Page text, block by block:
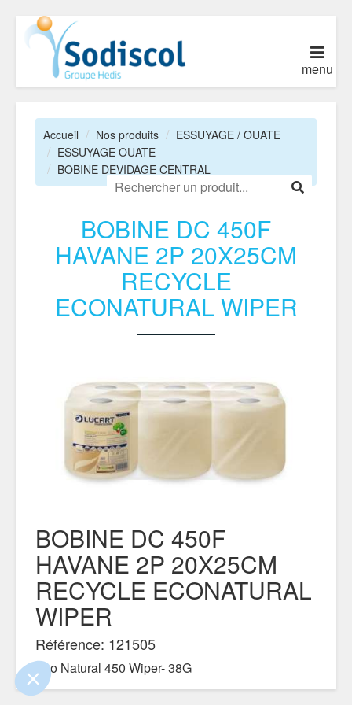
le contenu de ce site vous intéresse
on aimerait bien vous accompagner
certifiés par
Je choisis OK pour moi
menu
Accueil Nos produits
ESSUYAGE / OUATE
ESSUYAGE OUATE
BOBINE DEVIDAGE CENTRAL
BOBINE DC 450F
HAVANE 2P 20X25CM
RECYCLE
ECONATURAL WIPER
BOBINE DC 450F
HAVANE 2P 20X25CM
RECYCLE ECONATURAL
WIPER
Référence: 121505
Eco Natural 450 Wiper- 38G
DOCUMENTS